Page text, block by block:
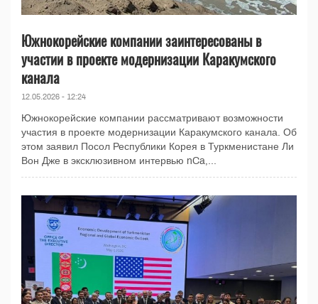
Южнокорейские компании заинтересованы в
участии в проекте модернизации Каракумского
канала
12.05.2026 - 12:24
Южнокорейские компании рассматривают возможности
участия в проекте модернизации Каракумского канала. Об
этом заявил Посол Республики Корея в Туркменистане Ли
Вон Дже в эксклюзивном интервью nCa,...